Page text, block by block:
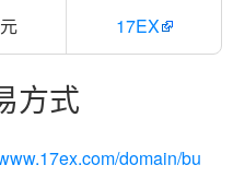
元 17EX
方式
domain/bu